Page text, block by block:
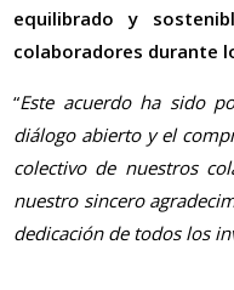
equilibrado y
colaboradores durante
“Este acuerdo ha sido
diálogo abierto y el
colectivo de nuestros
nuestro sincero
dedicación de todos los